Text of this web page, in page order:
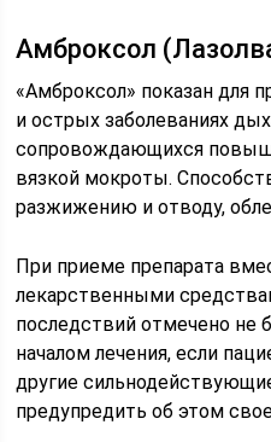
Амброксол
«Амброксол» показан для
и острых заболеваниях
сопровождающихся
вязкой мокроты.
разжижению и отводу,
При приеме препарата
лекарственными
последствий отмечено не
началом лечения, если
другие
предупредить об этом